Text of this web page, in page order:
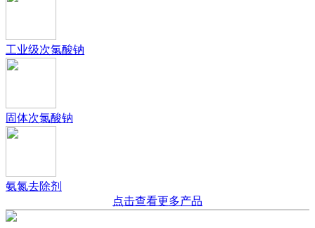
工业级次氯酸钠
固体次氯酸钠
氨氮去除剂
点击查看更多产品